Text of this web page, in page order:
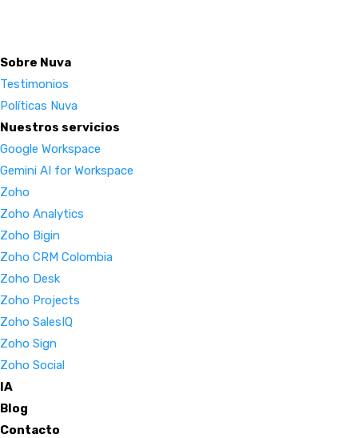
Sobre Nuva
Testimonios
Políticas Nuva
Nuestros servicios
Google Workspace
Gemini AI for Workspace
Zoho
Zoho Analytics
Zoho Bigin
Zoho CRM Colombia
Zoho Desk
Zoho Projects
Zoho SalesIQ
Zoho Sign
Zoho Social
IA
Blog
Contacto